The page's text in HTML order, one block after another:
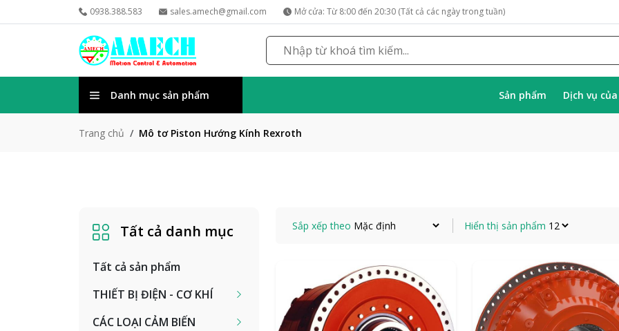
0938.388.583 sales.amech@gmail.com Mở cửa: Từ 8:00 đến 20:30 (Tất cả các ngày trong tuần)
Danh mục sản phẩm Sản phẩm Dịch vụ
Trang chủ Mô tơ Piston Hướng Kính Rexroth
Tất cả danh mục
Tất cả sản phẩm
THIẾT BỊ ĐIỆN - CƠ KHÍ
CÁC LOẠI CẢM BIẾN
Sắp xếp theo Hiển thị sản phẩm